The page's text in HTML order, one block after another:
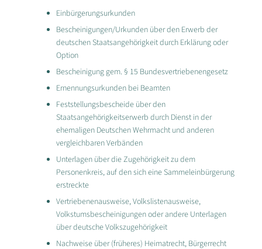
Einbürgerungsurkunden
Bescheinigungen/Urkunden über den Erwerb der
deutschen Staatsangehörigkeit durch Erklärung oder
Option
Bescheinigung gem. § 15 Bundesvertriebenengesetz
Ernennungsurkunden bei Beamten
Feststellungsbescheide über den
Staatsangehörigkeitserwerb durch Dienst in der
ehemaligen Deutschen Wehrmacht und anderen
vergleichbaren Verbänden
Unterlagen über die Zugehörigkeit zu dem
Personenkreis, auf den sich eine Sammeleinbürgerung
erstreckte
Vertriebenenausweise, Volkslistenausweise,
Volkstumsbescheinigungen oder andere Unterlagen
über deutsche Volkszugehörigkeit
Nachweise über (früheres) Heimatrecht, Bürgerrecht